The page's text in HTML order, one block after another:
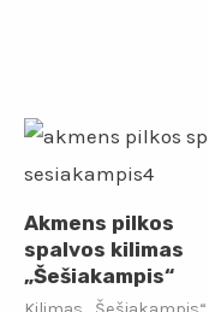
Akmens pilkos
spalvos kilimas
„Šešiakampis“